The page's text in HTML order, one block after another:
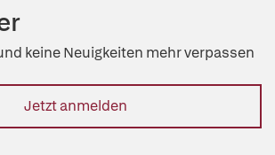
keine Neuigkeiten mehr verpassen
Jetzt anmelden